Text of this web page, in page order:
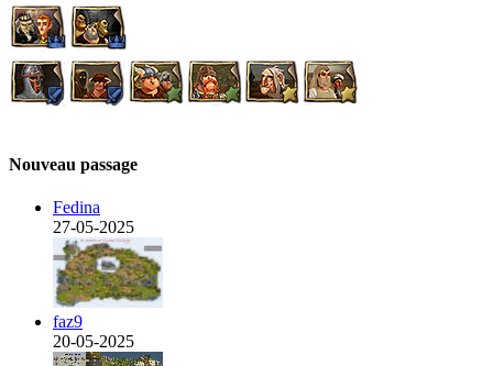
Nouveau passage
Fedina
27-05-2025
faz9
20-05-2025